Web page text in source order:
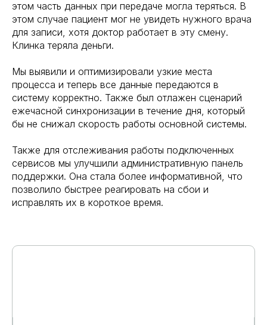
этом часть данных при передаче могла теряться. В
этом случае пациент мог не увидеть нужного врача
для записи, хотя доктор работает в эту смену.
Клинка теряла деньги.
Мы выявили и оптимизировали узкие места
процесса и теперь все данные передаются в
систему корректно. Также был отлажен сценарий
ежечасной синхронизации в течение дня, который
бы не снижал скорость работы основной системы.
Также для отслеживания работы подключенных
сервисов мы улучшили административную панель
поддержки. Она стала более информативной, что
позволило быстрее реагировать на сбои и
исправлять их в короткое время.